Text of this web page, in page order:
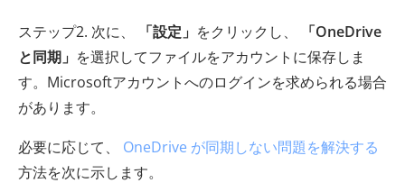
ステップ2. 次に、
「設定」 をクリックし、
「OneDrive
と同期」 を選択してファイルをアカウントに保存しま
す。Microsoftアカウントへのログインを求められる場合
があります。
必要に応じて、 OneDrive が同期しない問題を解決する
方法を次に示します。